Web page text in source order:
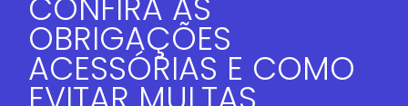
CONFIRA AS
OBRIGAÇÕES
ACESSÓRIAS E COMO